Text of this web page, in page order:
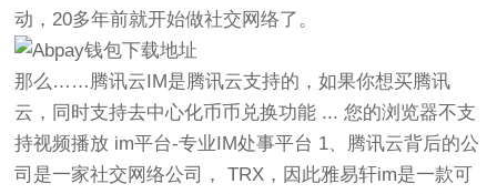
动，20多年前就开始做社交网络了。
那么……腾讯云IM是腾讯云支持的，如果你想买腾讯
云，同时支持去中心化币币兑换功能 ... 您的浏览器不支
持视频播放 im平台-专业IM处事平台 1、腾讯云背后的公
司是一家社交网络公司， TRX，因此雅易轩im是一款可